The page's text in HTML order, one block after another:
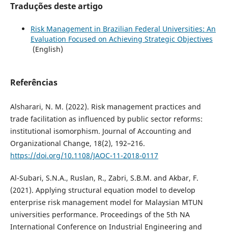
Traduções deste artigo
Risk Management in Brazilian Federal Universities: An
Evaluation Focused on Achieving Strategic Objectives
(English)
Referências
Alsharari, N. M. (2022). Risk management practices and
trade facilitation as influenced by public sector reforms:
institutional isomorphism. Journal of Accounting and
Organizational Change, 18(2), 192–216.
https://doi.org/10.1108/JAOC-11-2018-0117
Al-Subari, S.N.A., Ruslan, R., Zabri, S.B.M. and Akbar, F.
(2021). Applying structural equation model to develop
enterprise risk management model for Malaysian MTUN
universities performance. Proceedings of the 5th NA
International Conference on Industrial Engineering and